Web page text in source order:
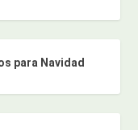
para Navidad